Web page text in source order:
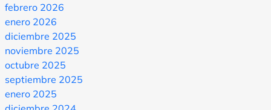
febrero 2026
enero 2026
diciembre 2025
noviembre 2025
octubre 2025
septiembre 2025
enero 2025